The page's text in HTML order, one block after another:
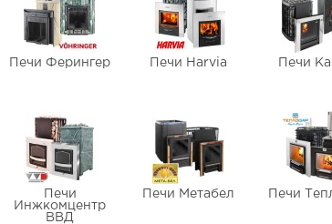
Печи Ферингер Печи Harvia Печи
Печи
Инжкомцентр
ВВД
Печи Метабел Печи